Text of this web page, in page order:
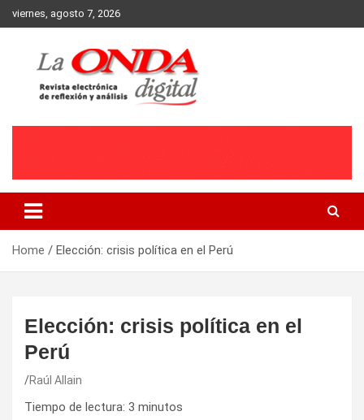
Skip
to
viernes, agosto 7, 2026
Home Elección: crisis política en el Perú
Elección: crisis política en el
Perú
Raúl Allain
Tiempo de lectura: 3 minutos